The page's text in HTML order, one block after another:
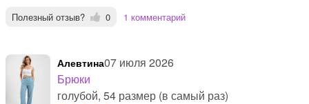
Полезный отзыв? 0 1 комментарий
Алевтина07 июля 2026
Брюки
голубой, 54 размер (в самый раз)